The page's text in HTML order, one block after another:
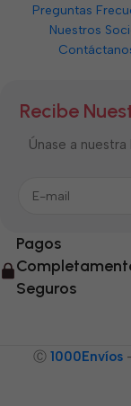
Preguntas
Nuestros
Recibe
Únase a
Pagos
Seguros
Ⓒ 1000Envíos